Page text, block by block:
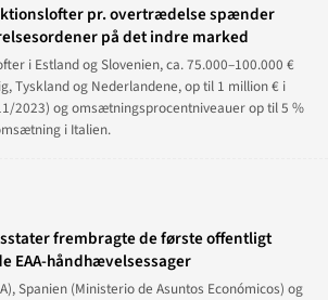
pr. overtrædelse spænder
på det indre marked
i Estland og Slovenien, ca. 75.000–100.000 €
Tyskland og Nederlandene, op til 1 million € i
2023) og omsætningsprocentniveauer op til 5 %
i Italien.
frembragte de første offentligt
EAA-håndhævelsessager
Spanien (Ministerio de Asuntos Económicos) og